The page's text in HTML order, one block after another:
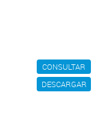
CONSULTAR
DESCARGAR